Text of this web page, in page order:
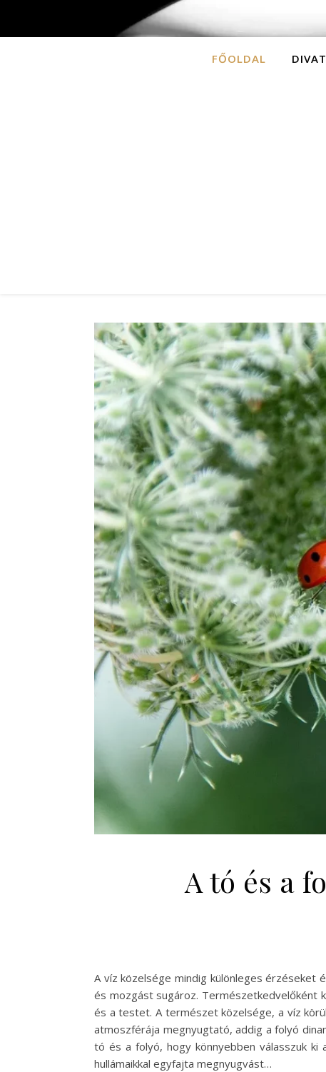
FŐOLDAL DIVAT
A tó és a
A víz közelsége mindig különleges
és mozgást sugároz. Természetkedvelőként
és a testet. A természet közelsége, a víz
atmoszférája megnyugtató, addig a folyó
tó és a folyó, hogy könnyebben válasszuk ki
hullámaikkal egyfajta megnyugvást…